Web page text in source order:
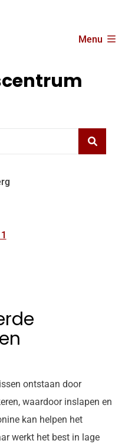
Menu
ontstaan door
waardoor inslapen en
kan helpen het
werkt het best in lage